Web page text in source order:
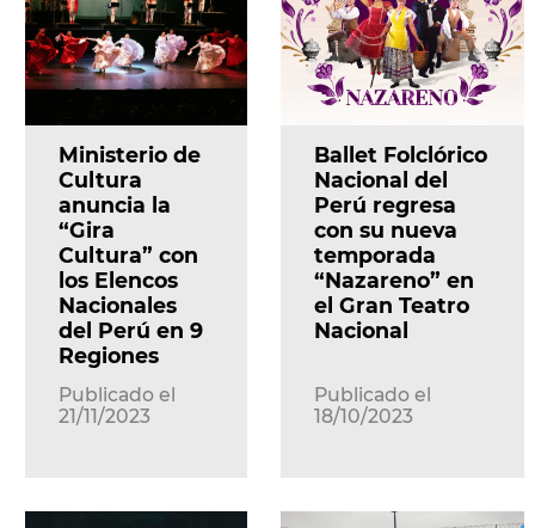
Ministerio de
Cultura
anuncia la
“Gira
Cultura” con
los Elencos
Nacionales
del Perú en 9
Regiones
Publicado el
21/11/2023
Ballet Folclórico
Nacional del
Perú regresa
con su nueva
temporada
“Nazareno” en
el Gran Teatro
Nacional
Publicado el
18/10/2023